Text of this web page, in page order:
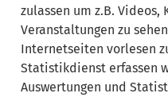
zulassen um z.B.
Veranstaltungen zu
Internetseiten vorlesen
Statistikdienst erfassen
Auswertungen und